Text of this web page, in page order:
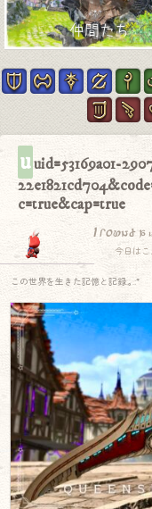
仲間たち
uuid=53169a01-
c=true&cap=true
I found a
今日はこ
この世界を生きた記憶と記録.｡.:*